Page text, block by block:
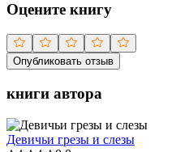
Оцените книгу
Опубликовать отзыв
книги автора
Девичьи грезы и слезы